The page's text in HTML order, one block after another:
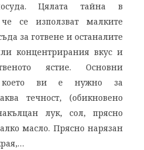
Цялата тайна в
се използват малките
за готвене и останалите
концентрирания вкус и
ястие. Основни
което ви е нужно за
течност, (обикновено
лук, сол, прясно
масло. Прясно нарязан